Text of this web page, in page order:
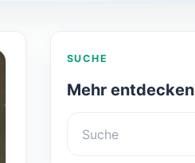
SUCHE
Mehr entdecken